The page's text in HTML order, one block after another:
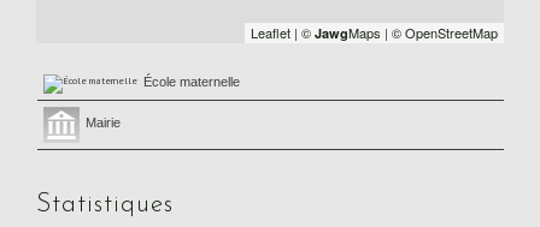
Leaflet | © JawgMaps | © OpenStreetMap
École maternelle
Mairie
Statistiques